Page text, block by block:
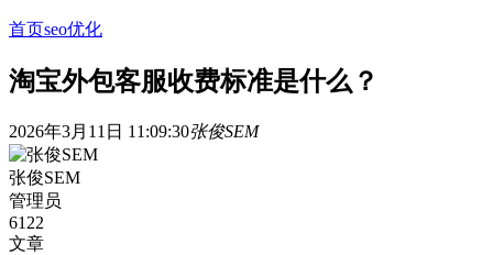
首页seo优化
淘宝外包客服收费标准是什么？
2026年3月11日 11:09:30张俊SEM
张俊SEM
管理员
6122
文章